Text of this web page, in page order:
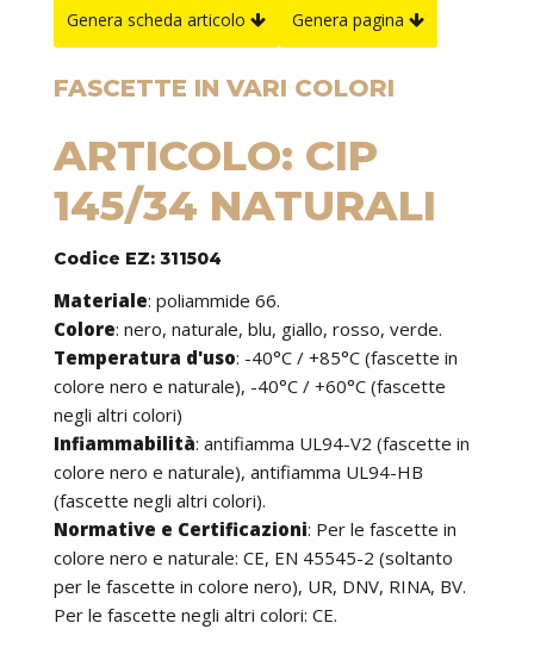
Genera scheda articolo Genera pagina
FASCETTE IN VARI COLORI
ARTICOLO: CIP
145/34 NATURALI
Codice EZ: 311504
Materiale: poliammide 66.
Colore: nero, naturale, blu, giallo, rosso, verde.
Temperatura d'uso: -40°C / +85°C (fascette in
colore nero e naturale), -40°C / +60°C (fascette
negli altri colori)
Infiammabilità: antifiamma UL94-V2 (fascette in
colore nero e naturale), antifiamma UL94-HB
(fascette negli altri colori).
Normative e Certificazioni: Per le fascette in
colore nero e naturale: CE, EN 45545-2 (soltanto
per le fascette in colore nero), UR, DNV, RINA, BV.
Per le fascette negli altri colori: CE.